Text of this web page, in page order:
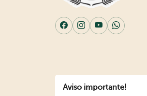
Aviso importante!